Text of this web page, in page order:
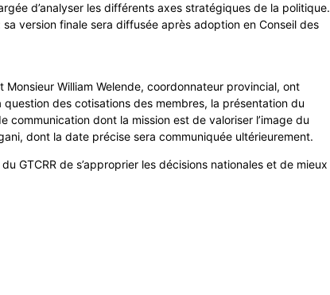
d’analyser les différents axes stratégiques de la politique.
version finale sera diffusée après adoption en Conseil des
William Welende, coordonnateur provincial, ont
des cotisations des membres, la présentation du
dont la mission est de valoriser l’image du
dont la date précise sera communiquée ultérieurement.
GTCRR de s’approprier les décisions nationales et de mieux